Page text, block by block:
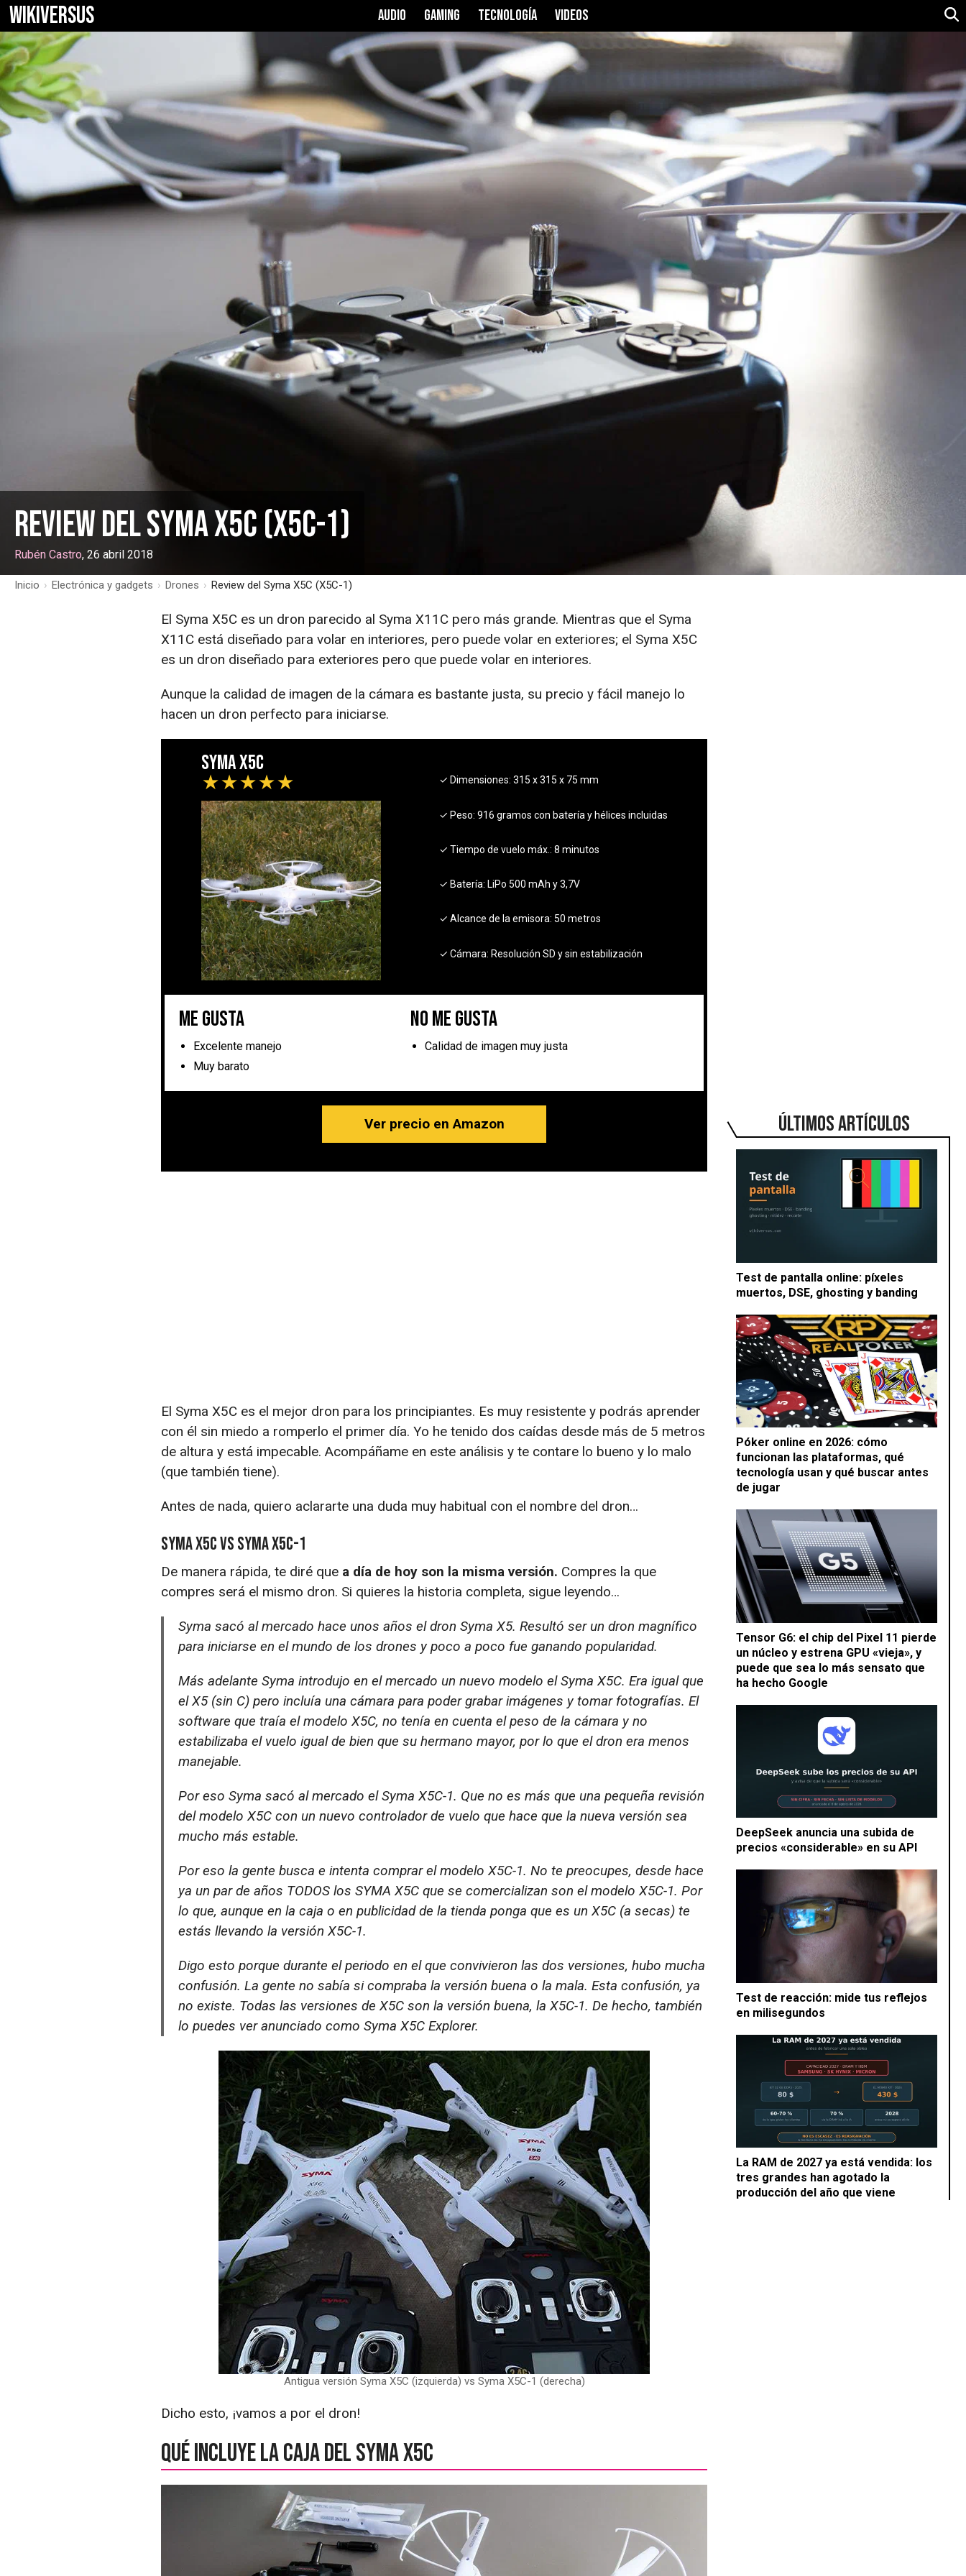
WIKIVERSUS AUDIO GAMING TECNOLOGÍA VIDEOS
Review del Syma X5C (X5C-1)
Rubén Castro, 26 abril 2018
Inicio › Electrónica y gadgets › Drones › Review del Syma X5C (X5C-1)
ÚLTIMOS ARTÍCULOS
Test de pantalla online: píxeles
muertos, DSE, ghosting y banding
Póker online en 2026: cómo
funcionan las plataformas, qué
tecnología usan y qué buscar antes
de jugar
Tensor G6: el chip del Pixel 11 pierde
un núcleo y estrena GPU «vieja», y
puede que sea lo más sensato que
ha hecho Google
DeepSeek anuncia una subida de
precios «considerable» en su API
Test de reacción: mide tus reflejos
en milisegundos
La RAM de 2027 ya está vendida: los
tres grandes han agotado la
producción del año que viene
El Syma X5C es un dron parecido al Syma X11C pero más grande. Mientras que el Syma
X11C está diseñado para volar en interiores, pero puede volar en exteriores; el Syma X5C
es un dron diseñado para exteriores pero que puede volar en interiores.
Aunque la calidad de imagen de la cámara es bastante justa, su precio y fácil manejo lo
hacen un dron perfecto para iniciarse.
Syma X5C
★★★★★ ✓ Dimensiones: 315 x 315 x 75 mm
✓ Peso: 916 gramos con batería y hélices incluidas
✓ Tiempo de vuelo máx.: 8 minutos
✓ Batería: LiPo 500 mAh y 3,7V
✓ Alcance de la emisora: 50 metros
✓ Cámara: Resolución SD y sin estabilización
Me gusta
Excelente manejo
Muy barato
No me gusta
Calidad de imagen muy justa
Ver precio en Amazon
El Syma X5C es el mejor dron para los principiantes. Es muy resistente y podrás aprender
con él sin miedo a romperlo el primer día. Yo he tenido dos caídas desde más de 5 metros
de altura y está impecable. Acompáñame en este análisis y te contare lo bueno y lo malo
(que también tiene).
Antes de nada, quiero aclararte una duda muy habitual con el nombre del dron…
Syma X5C vs Syma X5C-1
De manera rápida, te diré que a día de hoy son la misma versión. Compres la que
compres será el mismo dron. Si quieres la historia completa, sigue leyendo…
Syma sacó al mercado hace unos años el dron Syma X5. Resultó ser un dron magnífico
para iniciarse en el mundo de los drones y poco a poco fue ganando popularidad.
Más adelante Syma introdujo en el mercado un nuevo modelo el Syma X5C. Era igual que
el X5 (sin C) pero incluía una cámara para poder grabar imágenes y tomar fotografías. El
software que traía el modelo X5C, no tenía en cuenta el peso de la cámara y no
estabilizaba el vuelo igual de bien que su hermano mayor, por lo que el dron era menos
manejable.
Por eso Syma sacó al mercado el Syma X5C-1. Que no es más que una pequeña revisión
del modelo X5C con un nuevo controlador de vuelo que hace que la nueva versión sea
mucho más estable.
Por eso la gente busca e intenta comprar el modelo X5C-1. No te preocupes, desde hace
ya un par de años TODOS los SYMA X5C que se comercializan son el modelo X5C-1. Por
lo que, aunque en la caja o en publicidad de la tienda ponga que es un X5C (a secas) te
estás llevando la versión X5C-1.
Digo esto porque durante el periodo en el que convivieron las dos versiones, hubo mucha
confusión. La gente no sabía si compraba la versión buena o la mala. Esta confusión, ya
no existe. Todas las versiones de X5C son la versión buena, la X5C-1. De hecho, también
lo puedes ver anunciado como Syma X5C Explorer.
Antigua versión Syma X5C (izquierda) vs Syma X5C-1 (derecha)
Dicho esto, ¡vamos a por el dron!
Qué incluye la caja del Syma X5C